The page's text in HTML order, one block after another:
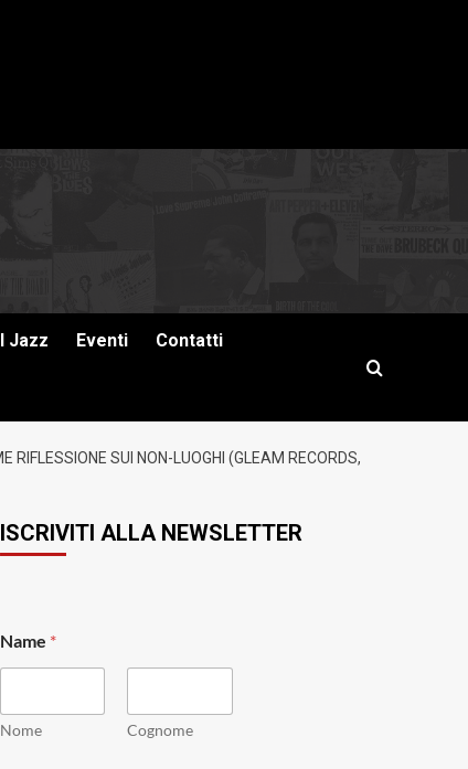
Jazz Eventi Contatti
SUI NON-LUOGHI (GLEAM RECORDS,
ISCRIVITI ALLA NEWSLETTER
Name *
Nome Cognome